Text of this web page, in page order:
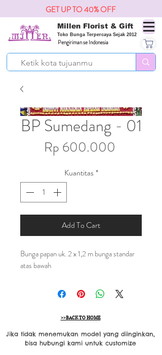
Millen Florist & Gift
Toko Bunga Terpercaya Sejak 2012
Pengiriman se Indonesia
GET UP TO 40% OFF
BP Sumedang - 01
Rp 600.000
Kuantitas*
Add To Cart
Bunga papan uk. 2 x 1,2 m bunga standar
atas bawah
>>BACK TO HOME
Jika tidak menemukan model yang diinginkan,
bisa hubungi kami untuk customize